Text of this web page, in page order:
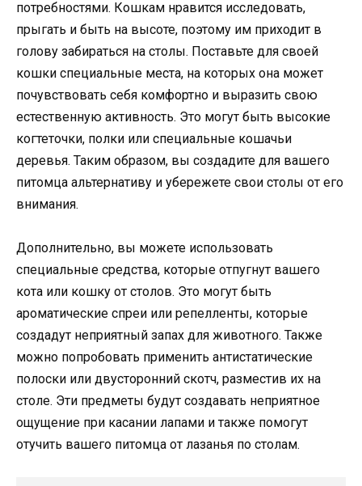
потребностями. Кошкам нравится исследовать,
прыгать и быть на высоте, поэтому им приходит в
голову забираться на столы. Поставьте для своей
кошки специальные места, на которых она может
почувствовать себя комфортно и выразить свою
естественную активность. Это могут быть высокие
когтеточки, полки или специальные кошачьи
деревья. Таким образом, вы создадите для вашего
питомца альтернативу и убережете свои столы от его
внимания.
Дополнительно, вы можете использовать
специальные средства, которые отпугнут вашего
кота или кошку от столов. Это могут быть
ароматические спреи или репелленты, которые
создадут неприятный запах для животного. Также
можно попробовать применить антистатические
полоски или двусторонний скотч, разместив их на
столе. Эти предметы будут создавать неприятное
ощущение при касании лапами и также помогут
отучить вашего питомца от лазанья по столам.